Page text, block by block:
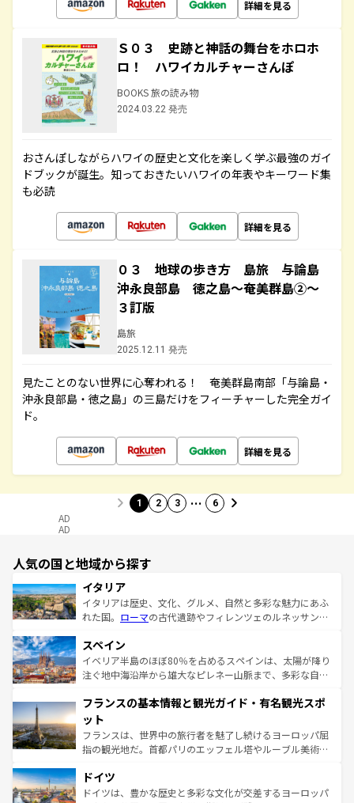
詳細を見る
Ｓ０３ 史跡と神話の舞台をホロホ
ロ！ ハワイカルチャーさんぽ
BOOKS 旅の読み物
2024.03.22 発売
おさんぽしながらハワイの歴史と文化を楽しく学ぶ最強のガイ
ドブックが誕生。知っておきたいハワイの年表やキーワード集
も必読
詳細を見る
０３ 地球の歩き方 島旅 与論島
沖永良部島 徳之島～奄美群島②～
３訂版
島旅
2025.12.11 発売
見たことのない世界に心奪われる！ 奄美群島南部「与論島・
沖永良部島・徳之島」の三島だけをフィーチャーした完全ガイ
ド。
詳細を見る
1 2 3 … 6
AD
AD
人気の国と地域から探す
イタリア
イタリアは歴史、文化、グルメ、自然と多彩な魅力にあふ
れた国。 ローマの古代遺跡やフィレンツェのルネッサンス
ろん、トスカーナの美しい田園風景やアマルフィ海岸の絶
景など、自然景観も見逃せない。観光の合間には、本場の
ピザやパスタなど、絶品のイタリア料理を堪能することも
ませてくれるイタリアで、忘れられない旅をしてみよう！
なお、新着のイタリア情報は
しい。
スペイン
イベリア半島のほぼ80％を占めるスペインは、太陽が降り
注ぐ地中海沿岸から雄大なピレネー山脈まで、多彩な自然
文化が根付くこの国では、情熱的なフラメンコ、熱気あふ
れる闘牛、そして美味しいタパスが生活の一部となってい
る。首都マドリードの洗練された雰囲気や、バルセロナの
アートに溢れた街角から、地方では古代ローマ遺跡や中世
せる。地方によって風土や気候が異なるスペインはその個
性で訪れる人を魅了する。 なお、新着のスペイン情報は コ
フランスの基本情報と観光ガイド・有名観光スポ
ット
フランスは、世界中の旅行者を魅了し続けるヨーロッパ屈
指の観光地だ。首都パリのエッフェル塔やルーブル美術館
で、幅広い魅力が詰まっている。華麗な宮殿、歴史的な大
聖堂、美しいビーチ、そして豊かな自然が、訪れる者を心
ドイツ
ドイツは、豊かな歴史と多彩な文化が交差するヨーロッパ